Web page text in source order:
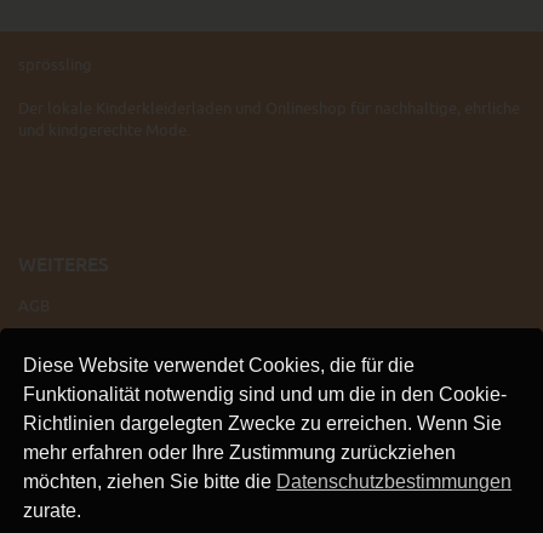
Diese Website verwendet Cookies, die für die
Funktionalität notwendig sind und um die in den Cookie-
Richtlinien dargelegten Zwecke zu erreichen. Wenn Sie
mehr erfahren oder Ihre Zustimmung zurückziehen
möchten, ziehen Sie bitte die Datenschutzbestimmungen
zurate.
VERSAND
KONTAKT
LINKS